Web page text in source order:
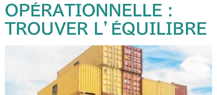
OPÉRATIONNELLE :
TROUVER L’ÉQUILIBRE